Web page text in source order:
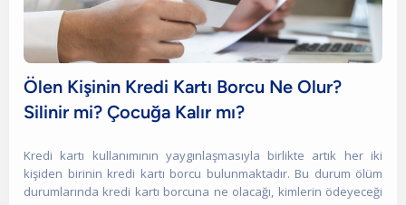
Ölen Kişinin Kredi Kartı Borcu Ne Olur?
Silinir mi? Çocuğa Kalır mı?
Kredi kartı kullanımının yaygınlaşmasıyla birlikte artık her iki
kişiden birinin kredi kartı borcu bulunmaktadır. Bu durum ölüm
durumlarında kredi kartı borcuna ne olacağı, kimlerin ödeyeceği